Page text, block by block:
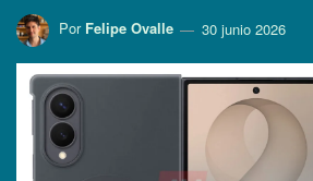
Por Felipe Ovalle 30 junio 2026